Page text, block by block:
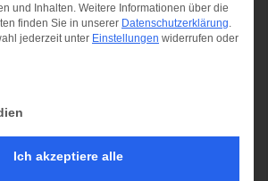
und Inhalten. Weitere Informationen über die
finden Sie in unserer Datenschutzerklärung.
jederzeit unter Einstellungen widerrufen oder
Service-Gruppen, für die eine Einwilligung
Ich akzeptiere alle